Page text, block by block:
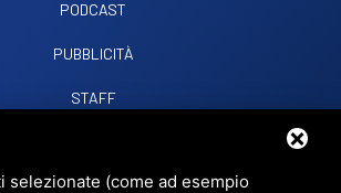
PODCAST
PUBBLICITÀ
STAFF
selezionate (come ad esempio